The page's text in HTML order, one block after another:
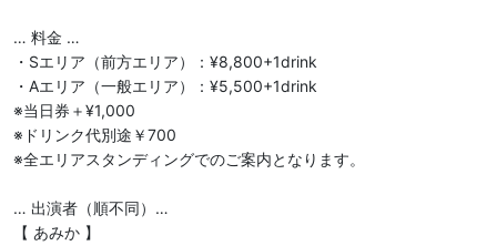
… 料金 …
・Sエリア（前方エリア）：¥8,800+1drink
・Aエリア（一般エリア）：¥5,500+1drink
※当日券＋¥1,000
※ドリンク代別途￥700
※全エリアスタンディングでのご案内となります。
… 出演者（順不同）…
【 あみか 】